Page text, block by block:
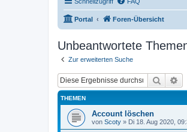
Portal Foren-Übersicht
Unbeantwortete
Zur erweiterten Suche
Suche
THEMEN
Account löschen
von Scoty » Di 18. Aug 2020,